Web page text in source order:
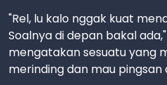
"Rel, lu kalo nggak kuat
Soalnya di depan bakal
mengatakan sesuatu yang
merinding dan mau pingsan